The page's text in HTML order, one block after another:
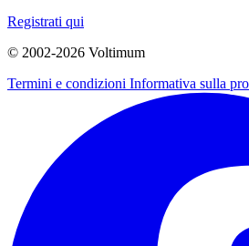
Registrati qui
© 2002-2026 Voltimum
Termini e condizioni Informativa sulla